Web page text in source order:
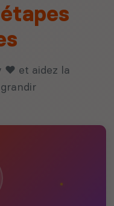
❤️ et aidez la